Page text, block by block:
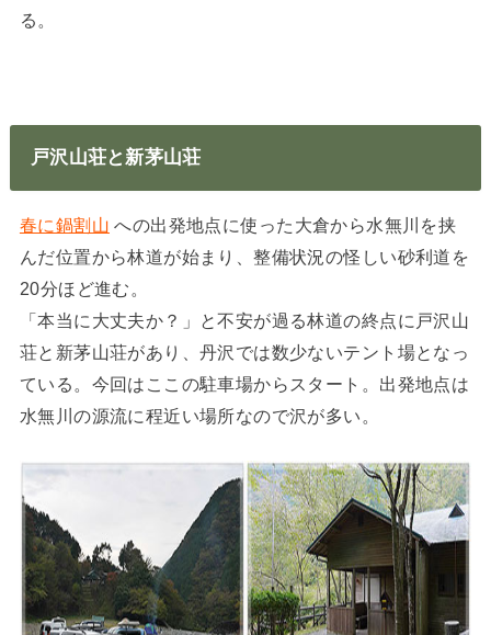
る。
戸沢山荘と新茅山荘
春に鍋割山 への出発地点に使った大倉から水無川を挟
んだ位置から林道が始まり、整備状況の怪しい砂利道を
20分ほど進む。
「本当に大丈夫か？」と不安が過る林道の終点に戸沢山
荘と新茅山荘があり、丹沢では数少ないテント場となっ
ている。今回はここの駐車場からスタート。出発地点は
水無川の源流に程近い場所なので沢が多い。